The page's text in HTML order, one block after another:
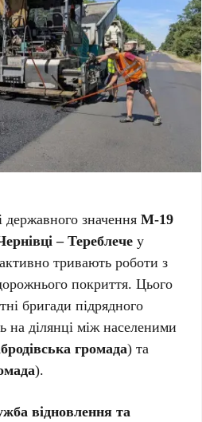
державного значенняМ-19
– Тереблече у
активно тривають роботи з
покриття. Цього
бригади підрядного
на ділянці між населеними
громада) та
).
відновлення та